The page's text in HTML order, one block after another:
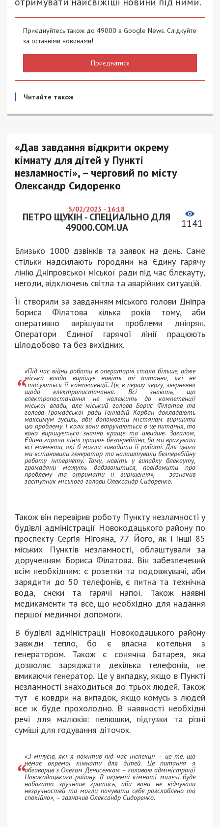
Приєднуйтесь також до 49000 в Google News. Слідкуйте
за останніми новинами!
Приєднатися
Читайте також
«Дав завдання відкрити окрему
кімнату для дітей у Пункті
незламності», – черговий по місту
Олександр Сидоренко
5/02/2023 - 16:18
ПЕТРО ЩУКІН - СПЕЦИАЛЬНО ДЛЯ
49000.COM.UA
1141
Близько 1000 дзвінків та заявок на день. Саме
стільки надсилають городяни на Єдину гарячу
лінію Дніпровської міської ради під час блекауту,
негоди, відключень світла та аварійних ситуацій.
Її створили за завданням міського голови Дніпра
Бориса Філатова кілька років тому, аби
оперативно вирішувати проблеми дніпрян.
Оператори Єдиної гарячої лінії працюють
цілодобово та без вихідних.
«Під час війни роботи в операторів стало більше, адже
міська влада вирішує навіть ті питання, які не
стосуються її компетенції. Це, в першу чергу, звернення
щодо електропостачання. Всі знають, що
електропостачання не належить до компетенції
міської влади, але міський голова Борис Філатов та
голова Громадської ради Геннадій Корбан докладають
максимум зусиль, аби допомогти містянам вирішити
цю проблему. І коли вони втручаються в це питання, то
воно вирішується значно краще та швидше. Загалом,
Єдина гаряча лінія працює безперебійно, бо ми врахували
всі моменти, які б могли завадити її роботі. Для цього
ми встановили генератор та налаштували безперебійну
роботу інтернету. Тому, навіть у випадку блекауту,
громадяни можуть додзвонитися, повідомити про
проблему та отримати її вирішення», – зазначив
заступник міського голови Олександр Сидоренко.
Також він перевірив роботу Пункту незламності у
будівлі адміністрації Новокодацького району по
проспекту Сергія Нігояна, 77. Його, як і інші 85
міських Пунктів незламності, облаштували за
дорученням Бориса Філатова. Він забезпечений
всім необхідним: є розетки та подовжувачі, аби
зарядити до 50 телефонів, є питна та технічна
вода, снеки та гарячі напої. Також наявні
медикаменти та все, що необхідно для надання
першої медичної допомоги.
В будівлі адміністрації Новокодацького району
завжди тепло, бо є власна котельня з
генератором. Також є сонячна батарея, яка
дозволяє заряджати декілька телефонів, не
вмикаючи генератор. Це у випадку, якщо в Пункті
незламності знаходиться до трьох людей. Також
тут є ковдри на випадок, якщо комусь з людей
все ж буде прохолодно. В наявності необхідні
речі для малюків: пелюшки, підгузки та різні
суміші для годування діточок.
«З мінусів, які я помітив під час інспекції – це те, що
немає окремої кімнати для дітей. Це питання я
обговорив з Олегом Денисенком – головою адміністрації
Новокодацького району. В окремій кімнаті малечі буде
набагато зручніше гратись, аби вони не відчували
незручностей та могли почувати себе розслаблено та
спокійно», – зазначив Олександр Сидоренко.